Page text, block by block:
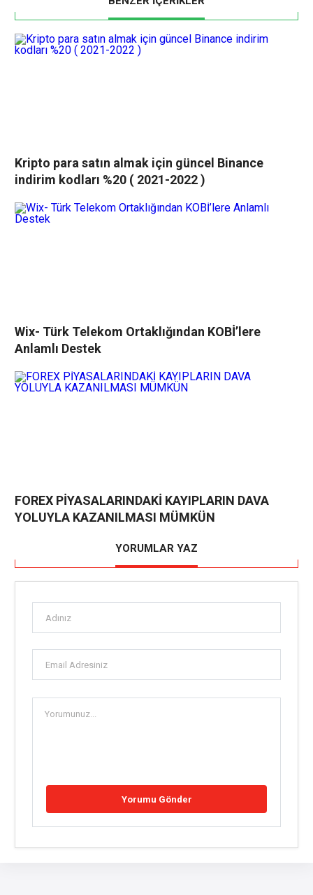
Kripto para satın almak için güncel Binance
indirim kodları %20 ( 2021-2022 )
Wix- Türk Telekom Ortaklığından KOBİ’lere
Anlamlı Destek
FOREX PİYASALARINDAKİ KAYIPLARIN DAVA
YOLUYLA KAZANILMASI MÜMKÜN
YORUMLAR YAZ